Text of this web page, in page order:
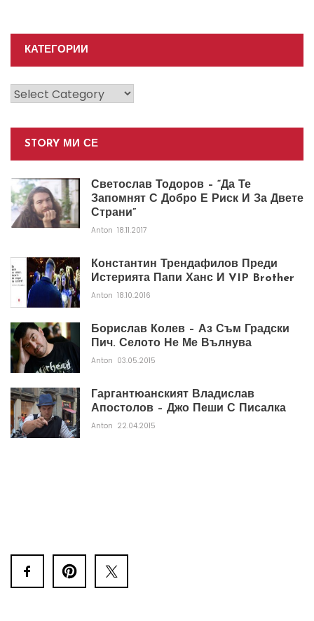
КАТЕГОРИИ
Категории
STORY МИ СЕ
Светослав Тодоров – “Да Те
Запомнят С Добро Е Риск И За Двете
Страни”
Anton 18.11.2017
Константин Трендафилов Преди
Истерията Папи Ханс И VIP Brother
Anton 18.10.2016
Борислав Колев – Аз Съм Градски
Пич. Селото Не Ме Вълнува
Anton 03.05.2015
Гаргантюанският Владислав
Апостолов – Джо Пеши С Писалка
Anton 22.04.2015